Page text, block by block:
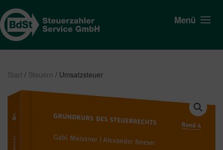
Menü
Start / Steuern / Umsatzsteuer